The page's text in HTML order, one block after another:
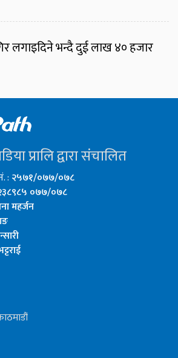
लगाइदिने भन्दै दुई लाख ४० हजार
प्रालि द्वारा संचालित
: २५७१/०७७/०७८
०७७/०७८
महर्जन